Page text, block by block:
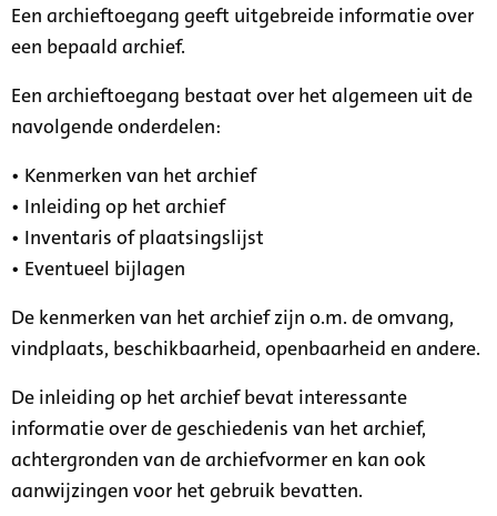
Een archieftoegang geeft uitgebreide informatie over
een bepaald archief.
Een archieftoegang bestaat over het algemeen uit de
navolgende onderdelen:
• Kenmerken van het archief
• Inleiding op het archief
• Inventaris of plaatsingslijst
• Eventueel bijlagen
De kenmerken van het archief zijn o.m. de omvang,
vindplaats, beschikbaarheid, openbaarheid en andere.
De inleiding op het archief bevat interessante
informatie over de geschiedenis van het archief,
achtergronden van de archiefvormer en kan ook
aanwijzingen voor het gebruik bevatten.